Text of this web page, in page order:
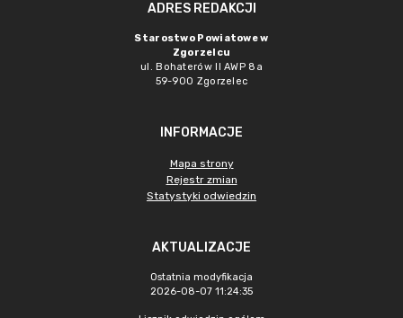
ADRES REDAKCJI
Starostwo Powiatowe w
Zgorzelcu
ul. Bohaterów II AWP 8a
59-900 Zgorzelec
INFORMACJE
Mapa strony
Rejestr zmian
Statystyki odwiedzin
AKTUALIZACJE
Ostatnia modyfikacja
2026-08-07 11:24:35